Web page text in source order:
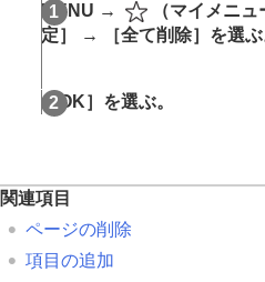
本機のカスタマイズ機能
よく使う機能をボタンや
一時的にダイヤルの機能を
ル設定）
る
項目の追加
項目の並べ替え
MENU → （マイメニュ
定］
→ ［全て削除］ を選ぶ
［OK］ を選ぶ。
関連項目
ページの削除
項目の追加